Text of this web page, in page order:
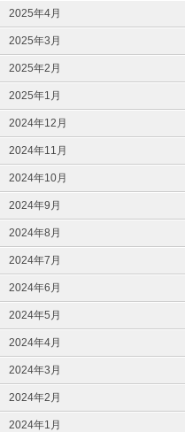
2025年4月
2025年3月
2025年2月
2025年1月
2024年12月
2024年11月
2024年10月
2024年9月
2024年8月
2024年7月
2024年6月
2024年5月
2024年4月
2024年3月
2024年2月
2024年1月